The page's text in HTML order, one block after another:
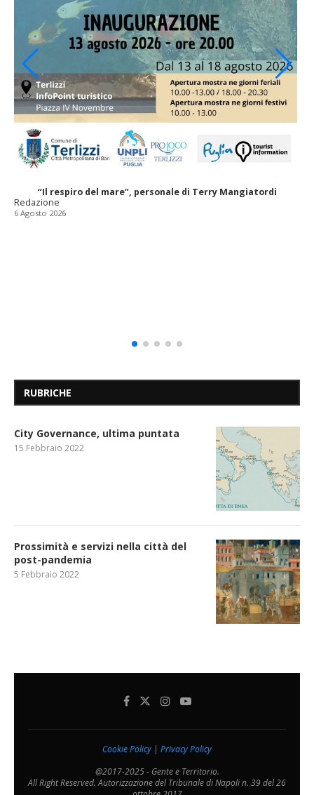
“Il respiro del mare”, personale di Terry Mangiatordi
Redazione
6 Agosto 2026
RUBRICHE
City Governance, ultima puntata
15 Febbraio 2022
Prossimità e servizi nella città del
post-pandemia
5 Febbraio 2022
Cookie Policy | Privacy Policy
@2017-2025 - Gente e Territorio.
All Right Reserved. Autorizzazione del Tribunale di Napoli n. 39 del 26